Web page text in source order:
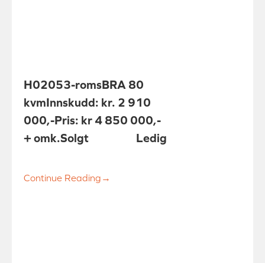
H02053-romsBRA 80
kvmInnskudd: kr. 2 910
000,-Pris: kr 4 850 000,-
+ omk.
Ledig
Solgt
Continue Reading →